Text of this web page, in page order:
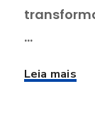
...
Leia mais